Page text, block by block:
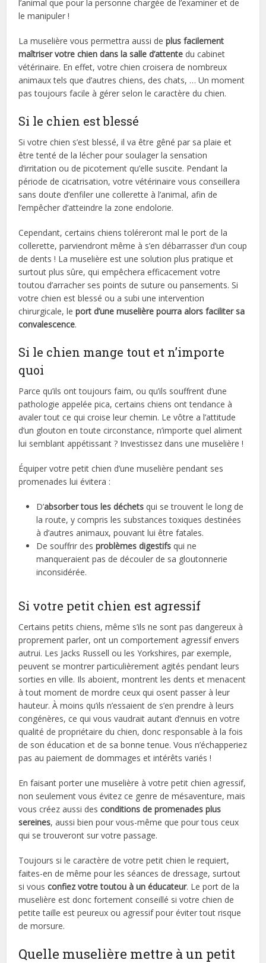
l’animal que pour la personne chargée de l’examiner et de
le manipuler !
La muselière vous permettra aussi deplus facilement
maîtriser votre chien dans la salle d’attente du cabinet
vétérinaire. En effet, votre chien croisera de nombreux
animaux tels que d’autres chiens, des chats, … Un moment
pas toujours facile à gérer selon le caractère du chien.
Si le chien est blessé
Si votre chien s’est blessé, il va être gêné par sa plaie et
être tenté de la lécher pour soulager la sensation
d’irritation ou de picotement qu’elle suscite. Pendant la
période de cicatrisation, votre vétérinaire vous conseillera
sans doute d’enfiler une collerette à l’animal, afin de
l’empêcher d’atteindre la zone endolorie.
Cependant, certains chiens toléreront mal le port de la
collerette, parviendront même à s’en débarrasser d’un coup
de dents ! La muselière est une solution plus pratique et
surtout plus sûre, qui empêchera efficacement votre
toutou d’arracher ses points de suture ou pansements. Si
votre chien est blessé ou a subi une intervention
chirurgicale, leport d’une muselière pourra alors faciliter sa
convalescence.
Si le chien mange tout et n’importe
quoi
Parce qu’ils ont toujours faim, ou qu’ils souffrent d’une
pathologie appelée pica, certains chiens ont tendance à
avaler tout ce qui croise leur chemin. Le vôtre a l’attitude
d’un glouton en toute circonstance, n’importe quel aliment
lui semblant appétissant ? Investissez dans une muselière !
Équiper votre petit chien d’une muselière pendant ses
promenades lui évitera :
D’absorber tous les déchets qui se trouvent le long de
la route, y compris les substances toxiques destinées
à d’autres animaux, pouvant lui être fatales.
De souffrir desproblèmes digestifs qui ne
manqueraient pas de découler de sa gloutonnerie
inconsidérée.
Si votre petit chien est agressif
Certains petits chiens, même s’ils ne sont pas dangereux à
proprement parler, ont un comportement agressif envers
autrui. Les Jacks Russell ou les Yorkshires, par exemple,
peuvent se montrer particulièrement agités pendant leurs
sorties en ville. Ils aboient, montrent les dents et menacent
à tout moment de mordre ceux qui osent passer à leur
hauteur. À moins qu’ils n’essaient de s’en prendre à leurs
congénères, ce qui vous vaudrait autant d’ennuis en votre
qualité de propriétaire du chien, donc responsable à la fois
de son éducation et de sa bonne tenue. Vous n’échapperiez
pas au paiement de dommages et intérêts variés !
En faisant porter une muselière à votre petit chien agressif,
non seulement vous évitez ce genre de mésaventure, mais
vous créez aussi desconditions de promenades plus
sereines, aussi bien pour vous-même que pour tous ceux
qui se trouveront sur votre passage.
Toujours si le caractère de votre petit chien le requiert,
faites-en de même pour les séances de dressage, surtout
si vousconfiez votre toutou à un éducateur. Le port de la
muselière est donc fortement conseillé si votre chien de
petite taille est peureux ou agressif pour éviter tout risque
de morsure.
Quelle muselière mettre à un petit